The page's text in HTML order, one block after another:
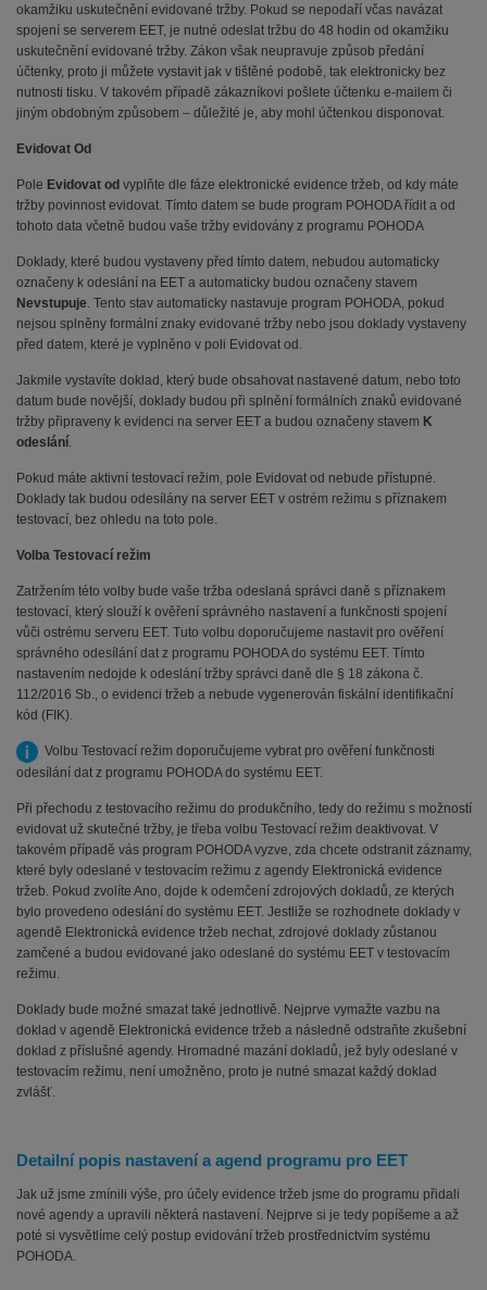
okamžiku uskutečnění evidované tržby. Pokud se nepodaří včas navázat
spojení se serverem EET, je nutné odeslat tržbu do 48 hodin od okamžiku
uskutečnění evidované tržby. Zákon však neupravuje způsob předání
účtenky, proto ji můžete vystavit jak v tištěné podobě, tak elektronicky bez
nutnosti tisku. V takovém případě zákazníkovi pošlete účtenku e-mailem či
jiným obdobným způsobem – důležité je, aby mohl účtenkou disponovat.
Evidovat Od
Pole Evidovat od vyplňte dle fáze elektronické evidence tržeb, od kdy máte
tržby povinnost evidovat. Tímto datem se bude program POHODA řídit a od
tohoto data včetně budou vaše tržby evidovány z programu POHODA
Doklady, které budou vystaveny před tímto datem, nebudou automaticky
označeny k odeslání na EET a automaticky budou označeny stavem
Nevstupuje . Tento stav automaticky nastavuje program POHODA, pokud
nejsou splněny formální znaky evidované tržby nebo jsou doklady vystaveny
před datem, které je vyplněno v poli Evidovat od.
Jakmile vystavíte doklad, který bude obsahovat nastavené datum, nebo toto
datum bude novější, doklady budou při splnění formálních znaků evidované
tržby připraveny k evidenci na server EET a budou označeny stavem K
odeslání
Pokud máte aktivní testovací režim, pole Evidovat od nebude přístupné.
Doklady tak budou odesílány na server EET v ostrém režimu s příznakem
testovací, bez ohledu na toto pole.
Volba Testovací režim
Zatržením této volby bude vaše tržba odeslaná správci daně s příznakem
testovací, který slouží k ověření správného nastavení a funkčnosti spojení
vůči ostrému serveru EET. Tuto volbu doporučujeme nastavit pro ověření
správného odesílání dat z programu POHODA do systému EET. Tímto
nastavením nedojde k odeslání tržby správci daně dle § 18 zákona č.
112/2016 Sb., o evidenci tržeb a nebude vygenerován fiskální identifikační
kód (FIK).
Volbu Testovací režim doporučujeme vybrat pro ověření funkčnosti
odesílání dat z programu POHODA do systému EET.
Při přechodu z testovacího režimu do produkčního, tedy do režimu s možností
evidovat už skutečné tržby, je třeba volbu Testovací režim deaktivovat. V
takovém případě vás program POHODA vyzve, zda chcete odstranit záznamy,
které byly odeslané v testovacím režimu z agendy Elektronická evidence
tržeb. Pokud zvolíte Ano, dojde k odemčení zdrojových dokladů, ze kterých
bylo provedeno odeslání do systému EET. Jestliže se rozhodnete doklady v
agendě Elektronická evidence tržeb nechat, zdrojové doklady zůstanou
zamčené a budou evidované jako odeslané do systému EET v testovacím
režimu.
Doklady bude možné smazat také jednotlivě. Nejprve vymažte vazbu na
doklad v agendě Elektronická evidence tržeb a následně odstraňte zkušební
doklad z příslušné agendy. Hromadné mazání dokladů, jež byly odeslané v
testovacím režimu, není umožněno, proto je nutné smazat každý doklad
zvlášť.
Detailní popis nastavení a agend programu pro EET
Jak už jsme zmínili výše, pro účely evidence tržeb jsme do programu přidali
nové agendy a upravili některá nastavení. Nejprve si je tedy popíšeme a až
poté si vysvětlíme celý postup evidování tržeb prostřednictvím systému
POHODA.